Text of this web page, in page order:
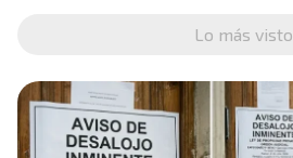
Lo más visto